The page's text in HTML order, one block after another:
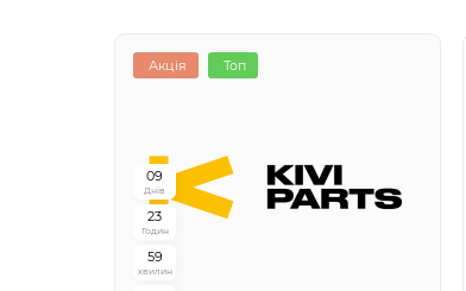
Акція Топ
09
Днів
23
Годин
59
хвилин